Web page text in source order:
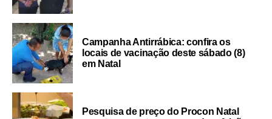
Campanha Antirrábica: confira os
locais de vacinação deste sábado (8)
em Natal
Pesquisa de preço do Procon Natal